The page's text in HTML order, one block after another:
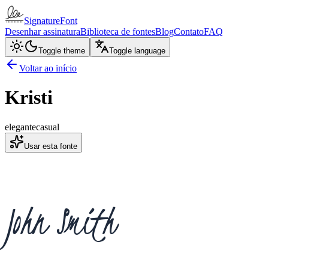
SignatureFont
Desenhar assinaturaBiblioteca de fontesBlogContatoFAQ
Toggle theme Toggle language
Voltar ao início
Kristi
elegantecasual
Usar esta fonte
John Smith